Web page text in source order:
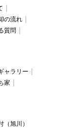
の流れ
質問
ャラリー
家
（旭川）